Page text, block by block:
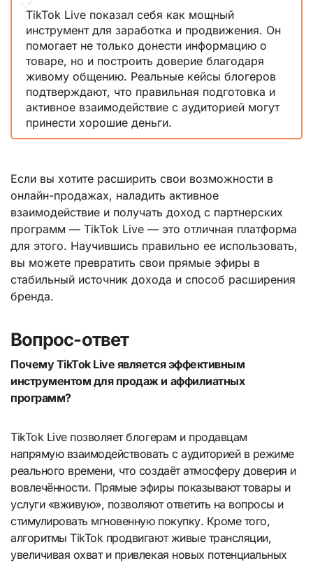
TikTok Live показал себя как мощный
инструмент для заработка и продвижения. Он
помогает не только донести информацию о
товаре, но и построить доверие благодаря
живому общению. Реальные кейсы блогеров
подтверждают, что правильная подготовка и
активное взаимодействие с аудиторией могут
принести хорошие деньги.
Если вы хотите расширить свои возможности в
онлайн-продажах, наладить активное
взаимодействие и получать доход с партнерских
программ — TikTok Live — это отличная платформа
для этого. Научившись правильно ее использовать,
вы можете превратить свои прямые эфиры в
стабильный источник дохода и способ расширения
бренда.
Вопрос-ответ
Почему TikTok Live является эффективным
инструментом для продаж и аффилиатных
программ?
TikTok Live позволяет блогерам и продавцам
напрямую взаимодействовать с аудиторией в режиме
реального времени, что создаёт атмосферу доверия и
вовлечённости. Прямые эфиры показывают товары и
услуги «вживую», позволяют ответить на вопросы и
стимулировать мгновенную покупку. Кроме того,
алгоритмы TikTok продвигают живые трансляции,
увеличивая охват и привлекая новых потенциальных